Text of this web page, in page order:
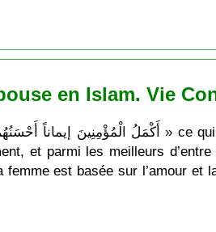
en Islam. Vie
et parmi les meilleurs
est basée sur l’amour et